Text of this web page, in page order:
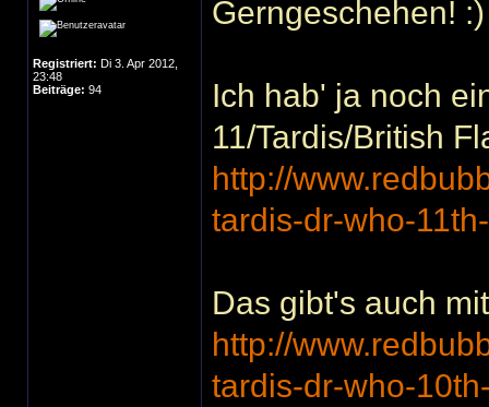
Registriert: Di 3. Apr 2012,
23:48
Beiträge: 94
Gerngeschehen! :)
Ich hab' ja noch
11/Tardis/British
http://
tardis-dr-who-
Das gibt's auch
http://
tardis-dr-who-